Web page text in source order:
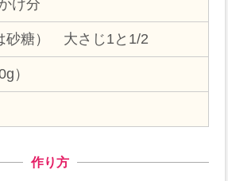
け分
砂糖） 大さじ1と1/2
）
作り方